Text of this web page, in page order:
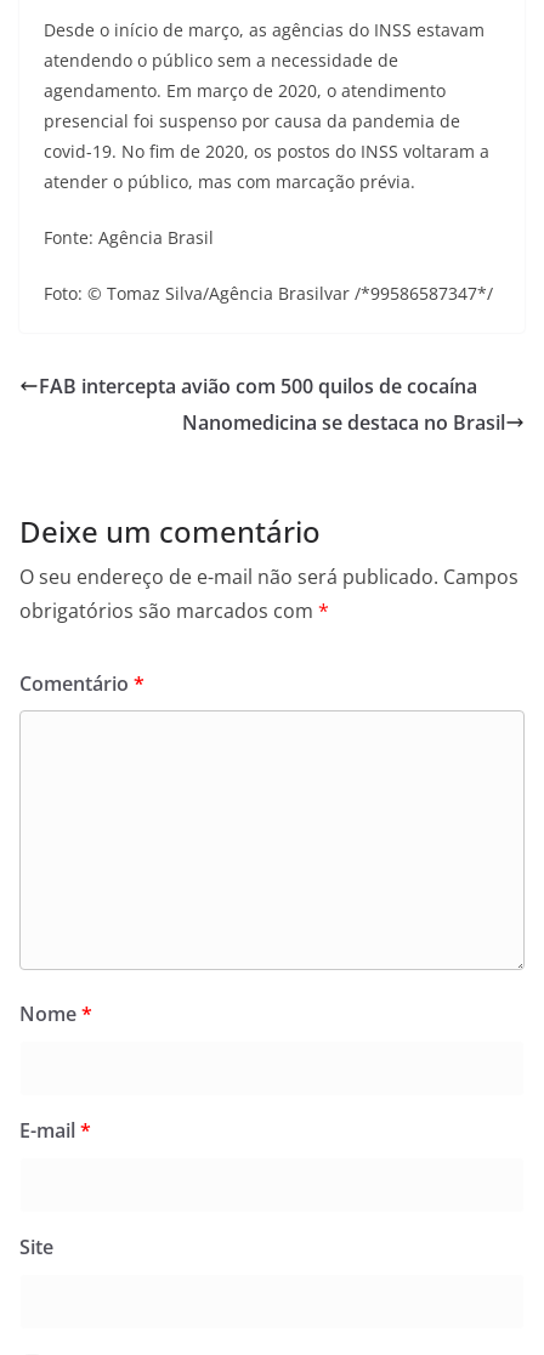
Desde o início de março, as agências do INSS estavam
atendendo o público sem a necessidade de
agendamento. Em março de 2020, o atendimento
presencial foi suspenso por causa da pandemia de
covid-19. No fim de 2020, os postos do INSS voltaram a
atender o público, mas com marcação prévia.
Fonte: Agência Brasil
Foto: © Tomaz Silva/Agência Brasilvar /*99586587347*/
FAB intercepta avião com 500 quilos de cocaína
Nanomedicina se destaca no Brasil
Deixe um comentário
O seu endereço de e-mail não será publicado. Campos
obrigatórios são marcados com *
Comentário *
Nome*
E-mail*
Site